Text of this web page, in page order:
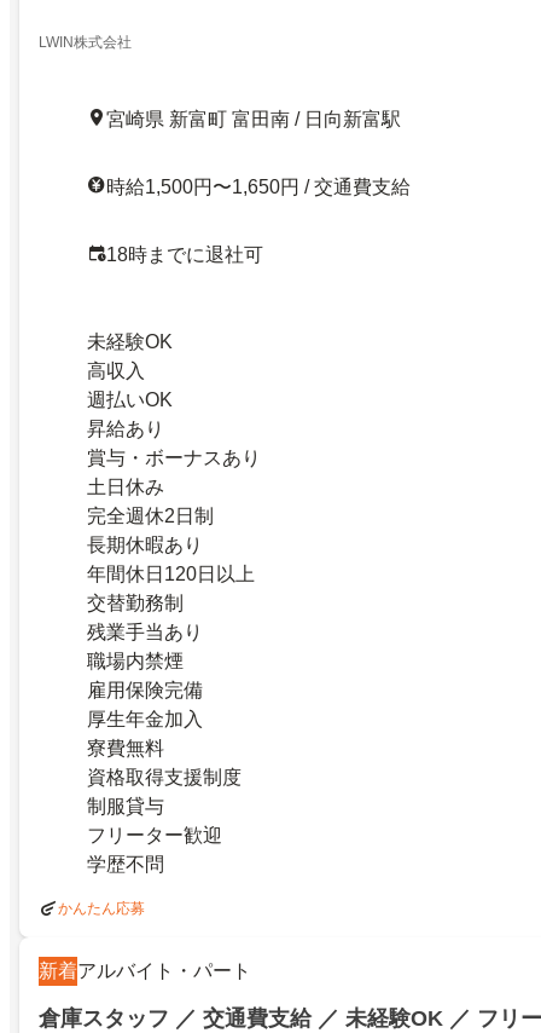
LWIN株式会社
宮崎県 新富町 富田南 / 日向新富駅
時給1,500円〜1,650円 / 交通費支給
18時までに退社可
未経験OK
高収入
週払いOK
昇給あり
賞与・ボーナスあり
土日休み
完全週休2日制
長期休暇あり
年間休日120日以上
交替勤務制
残業手当あり
職場内禁煙
雇用保険完備
厚生年金加入
寮費無料
資格取得支援制度
制服貸与
フリーター歓迎
学歴不問
かんたん応募
新着アルバイト・パート
倉庫スタッフ ／ 交通費支給 ／ 未経験OK ／ フリ